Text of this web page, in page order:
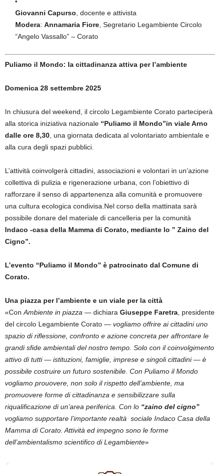
Giovanni Capurso , docente e attivista
Modera: Annamaria Fiore , Segretario Legambiente Circolo
“Angelo Vassallo” – Corato
Puliamo il Mondo: la cittadinanza attiva per l’ambiente
Domenica 28 settembre 2025
In chiusura del weekend, il circolo Legambiente Corato parteciperà
alla storica iniziativa nazionale “Puliamo il Mondo”in viale Arno
dalle ore 8,30 , una giornata dedicata al volontariato ambientale e
alla cura degli spazi pubblici.
L’attività coinvolgerà cittadini, associazioni e volontari in un’azione
collettiva di pulizia e rigenerazione urbana, con l’obiettivo di
rafforzare il senso di appartenenza alla comunità e promuovere
una cultura ecologica condivisa.Nel corso della mattinata sarà
possibile donare del materiale di cancelleria per la comunità
Indaco -casa della Mamma di Corato, mediante lo ” Zaino del
Cigno”.
L’evento “Puliamo il Mondo” è patrocinato dal Comune di
Corato.
Una piazza per l’ambiente e un viale per la città
«Con Ambiente in piazza — dichiara Giuseppe Faretra , presidente
del circolo Legambiente Corato — vogliamo offrire ai cittadini uno
spazio di riflessione, confronto e azione concreta per affrontare le
grandi sfide ambientali del nostro tempo. Solo con il coinvolgimento
attivo di tutti — istituzioni, famiglie, imprese e singoli cittadini — è
possibile costruire un futuro sostenibile. Con Puliamo il Mondo
vogliamo prouovere, non solo il rispetto dell’ambiente, ma
promuovere forme di cittadinanza e sensibilizzare sulla
riqualificazione di un’area periferica. Con lo “zaino del cigno”
vogliamo supportare l’importante realtà sociale Indaco Casa della
Mamma di Corato. Attività ed impegno sono le forme
dell’ambientalismo scientifico di Legambiente»